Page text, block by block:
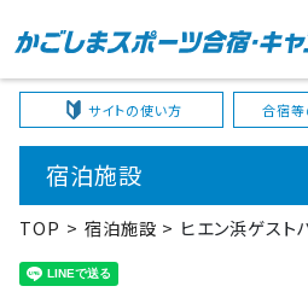
サイトの使い方 合宿
宿泊施設
TOP 宿泊施設 ヒエン浜ゲスト